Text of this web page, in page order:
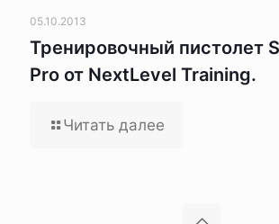
05.10.2013
Тренировочный пистолет
Pro от NextLevel Training.
Читать далее